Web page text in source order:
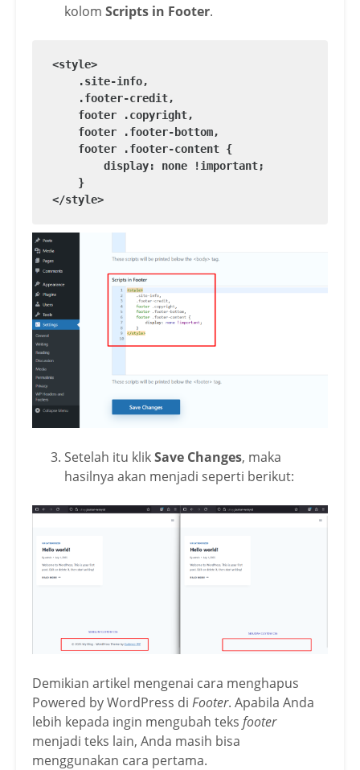
kolom Scripts in Footer.
<style>
</style>
Setelah itu klikSave Changes, maka
hasilnya akan menjadi seperti berikut:
Demikian artikel mengenai cara menghapus
Powered by WordPress di Footer. Apabila Anda
lebih kepada ingin mengubah teks footer
menjadi teks lain, Anda masih bisa
menggunakan cara pertama.